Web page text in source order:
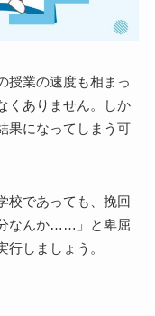
授業の速度も相まっ
くありません。しか
果になってしまう可
校であっても、挽回
なんか……」と卑屈
しましょう。